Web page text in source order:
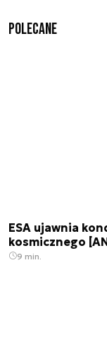
Polecane
ESA ujawnia
kosmicznego
9 min.